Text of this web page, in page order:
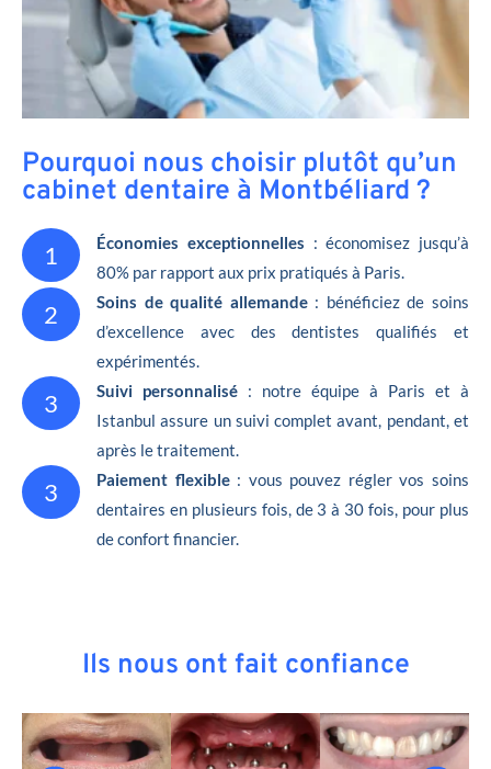
Pourquoi nous choisir plutôt qu’un
cabinet dentaire à Montbéliard ?
1 Économies exceptionnelles : économisez jusqu’à
80% par rapport aux prix pratiqués à Paris.
2 Soins de qualité allemande: bénéficiez de soins
d’excellence avec des dentistes qualifiés et
expérimentés.
3 Suivi personnalisé : notre équipe à Paris et à
Istanbul assure un suivi complet avant, pendant, et
après le traitement.
3 Paiement flexible: vous pouvez régler vos soins
dentaires en plusieurs fois, de 3 à 30 fois, pour plus
de confort financier.
Ils nous ont fait confiance